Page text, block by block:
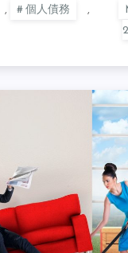
, 個人債務
,